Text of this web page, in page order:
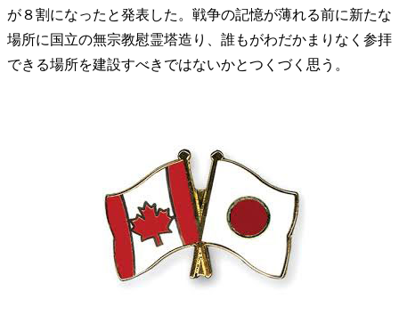
が８割になったと発表した。戦争の記憶が薄れる前に新たな
場所に国立の無宗教慰霊塔造り、誰もがわだかまりなく参拝
できる場所を建設すべきではないかとつくづく思う。